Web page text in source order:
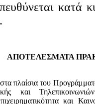
κατά
ΑΠΟΤΕΛΕΣΜΑΤΑ
πλαίσια του
και
και